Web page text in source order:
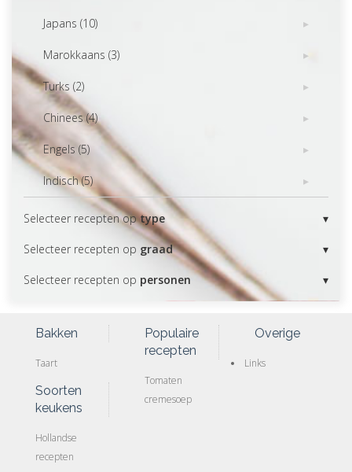
Japans (10)
Marokkaans (3)
Turks (2)
Chinees (4)
Engels (5)
Indisch (5)
Selecteer recepten optype
Selecteer recepten op graad
Selecteer recepten op personen
Bakken
Taart
Soorten
keukens
Hollandse
recepten
Populaire
recepten
Tomaten
cremesoep
Overige
Links